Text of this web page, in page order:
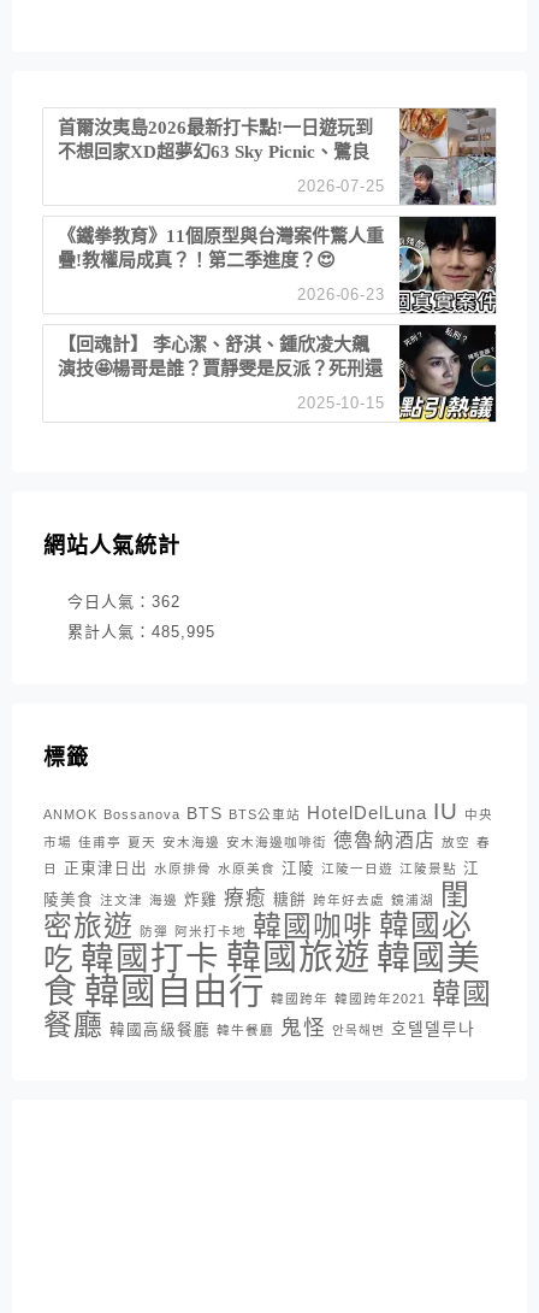
首爾汝夷島2026最新打卡點!一日遊玩到
不想回家XD超夢幻63 Sky Picnic、鷺良
津帝王蟹大餐、《淚之女王》拍攝地、漢
江公園免費玩水
2026-07-25
《鐵拳教育》11個原型與台灣案件驚人重
疊!教權局成真？！第二季進度？😍
2026-06-23
【回魂計】 李心潔、舒淇、鍾欣凌大飆
演技🤩楊哥是誰？賈靜雯是反派？死刑還
2025-10-15
網站人氣統計
今日人氣： 362
累計人氣： 485,995
標籤
ANMOK Bossanova BTS BTS公車站 HotelDelLuna IU
中央
市場 佳甫亭 夏天 安木海邊 安木海邊咖啡街 德魯納酒店 放空 春
日
正東津日出 水原排骨 水原美食 江陵 江陵一日遊 江陵景點 江
陵美食 注文津 海邊 炸雞 療癒 糖餅 跨年好去處 鏡浦湖
閨
密旅遊
防彈 阿米打卡地 韓國咖啡 韓國必
吃 韓國打卡 韓國旅遊 韓國美
食 韓國自由行 韓國跨年 韓國跨年2021
韓國
餐廳 韓國高級餐廳 韓牛餐廳 鬼怪 안목해변 호텔델루나